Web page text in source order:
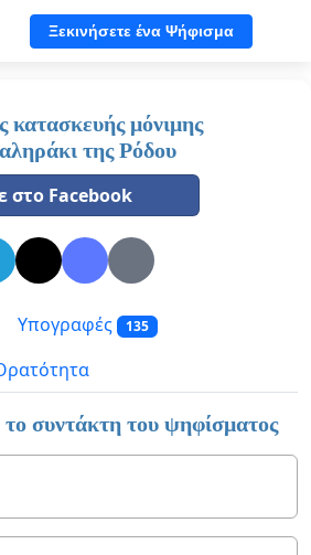
Ξεκινήσετε ένα Ψήφισμα
μόνιμης
της Ρόδου
στο Facebook
Υπογραφές 135
συντάκτη του ψηφίσματος